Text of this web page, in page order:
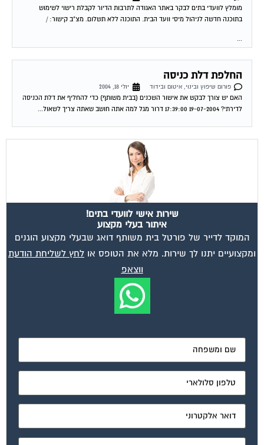
מומלץ לוועדי בתים לבקר באתר האגודה לתרבות הדיור לקבלת רישוי לשימוש
בתוכנה חדשה לניהול מיסי וועד הבית. התוכנה ללא תשלום. מצ"ב קישור: /
...
החלפת דלת כניסה
פורום שיפוץ ובינוי, איטום ובידוד
יולי 18, 2004
האם יש צורך לבקש את אישור השכנים (בבית משותף) כדי להחליף את דלת הכניסה
לדירתי? 19-07-2004 17:39:00 דרור מגל למה אתה חושב שאתה צריך לשאול...
שירות אישי לוועדי בתים!
איתור בעלי מקצוע
המוקד לדייר של פורטל בית משותף דואג שבעלי מקצוע הוגנים
ומקצועיים יתנו לך שירות. מלא את הטופס או לחץ לשליחת הודעת
ווצאפ